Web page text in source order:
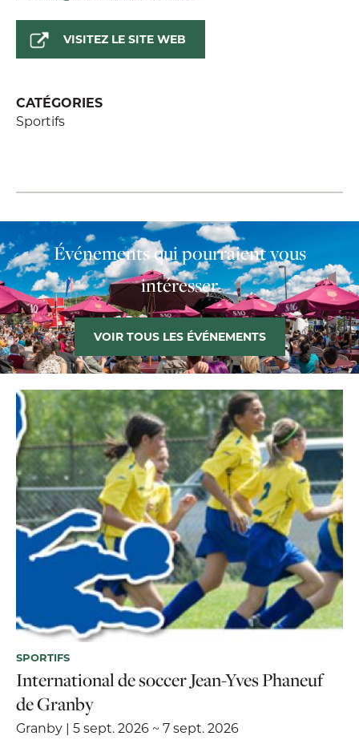
VISITEZ LE SITE WEB
CATÉGORIES
Sportifs
Événements qui pourraient vous
intéresser
VOIR TOUS LES ÉVÉNEMENTS
SPORTIFS
International de soccer Jean-Yves Phaneuf
de Granby
Granby | 5 sept. 2026 ~ 7 sept. 2026